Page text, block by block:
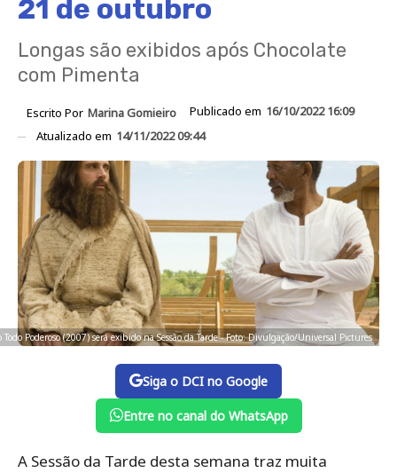
21 de outubro
Longas são exibidos após Chocolate
com Pimenta
Escrito Por Marina Gomieiro Publicado em 16/10/2022 16:09
Atualizado em 14/11/2022 09:44
Todo Poderoso (2007) será exibido na Sessão da Tarde - Foto: Divulgação/Universal Pictures
Siga o DCI no Google
Entre no canal do WhatsApp
A Sessão da Tarde desta semana traz muita